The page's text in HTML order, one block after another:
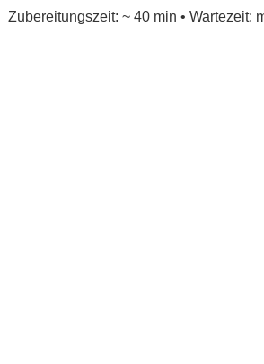
Zubereitungszeit: ~ 40 min • Wartezeit: